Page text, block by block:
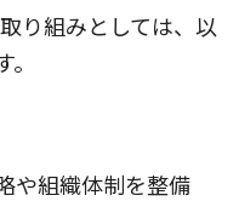
り組みとしては、以
や組織体制を整備